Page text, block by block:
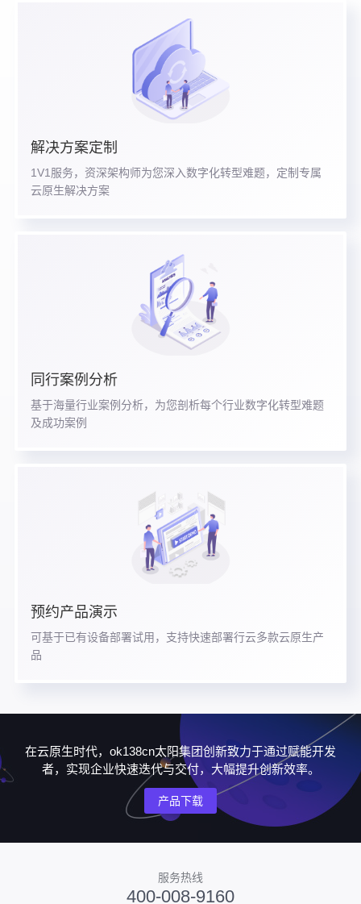
解决方案定制
1V1服务，资深架构师为您深入数字化转型难题，定制专属
云原生解决方案
同行案例分析
基于海量行业案例分析，为您剖析每个行业数字化转型难题
及成功案例
预约产品演示
可基于已有设备部署试用，支持快速部署行云多款云原生产
品
在云原生时代，ok138cn太阳集团创新致力于通过赋能开发
者，实现企业快速迭代与交付，大幅提升创新效率。
产品下载
服务热线
400-008-9160